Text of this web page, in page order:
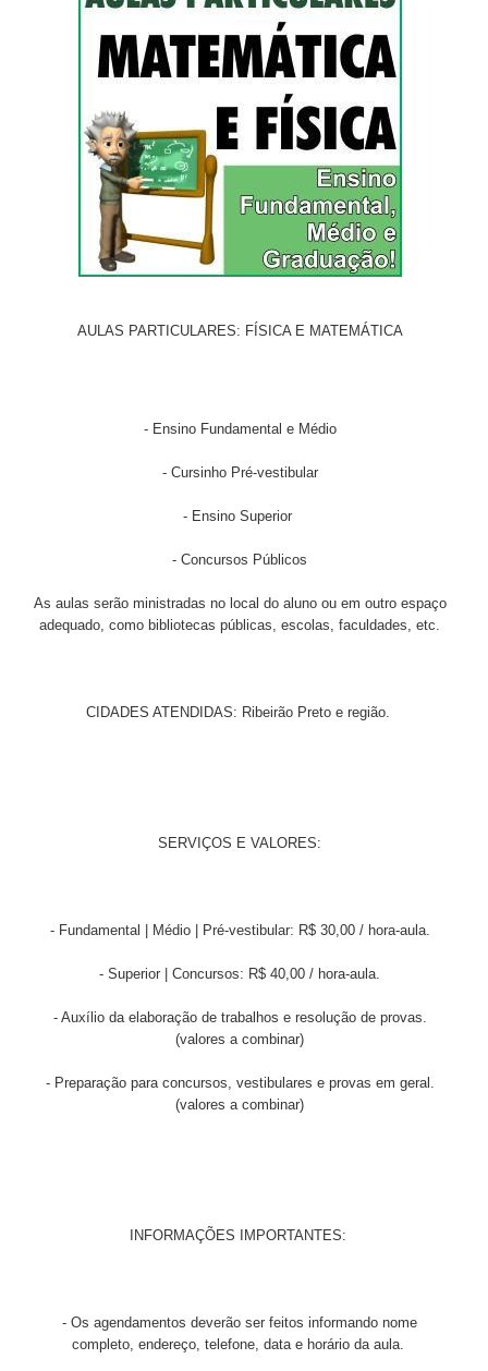
AULAS PARTICULARES: FÍSICA E MATEMÁTICA
- Ensino Fundamental e Médio
- Cursinho Pré-vestibular
- Ensino Superior
- Concursos Públicos
As aulas serão ministradas no local do aluno ou em outro espaço
adequado, como bibliotecas públicas, escolas, faculdades, etc.
CIDADES ATENDIDAS: Ribeirão Preto e região.
SERVIÇOS E VALORES:
- Fundamental | Médio | Pré-vestibular: R$ 30,00 / hora-aula.
- Superior | Concursos: R$ 40,00 / hora-aula.
- Auxílio da elaboração de trabalhos e resolução de provas.
(valores a combinar)
- Preparação para concursos, vestibulares e provas em geral.
(valores a combinar)
INFORMAÇÕES IMPORTANTES:
- Os agendamentos deverão ser feitos informando nome
completo, endereço, telefone, data e horário da aula.